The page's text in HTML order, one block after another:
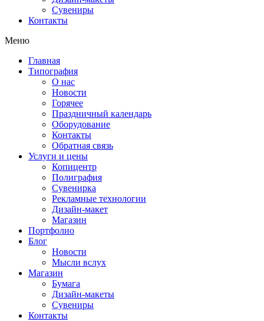
Сувениры
Контакты
Меню
Главная
Типография
О нас
Новости
Горячее
Праздничный календарь
Оборудование
Контакты
Обратная связь
Услуги и цены
Копицентр
Полиграфия
Сувенирка
Рекламные технологии
Дизайн-макет
Магазин
Портфолио
Блог
Новости
Мысли вслух
Магазин
Бумага
Дизайн-макеты
Сувениры
Контакты